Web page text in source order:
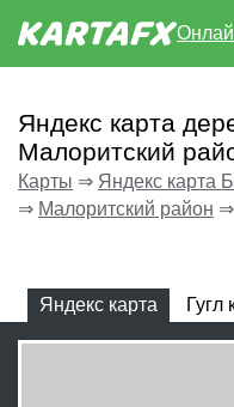
Яндекс карта
Малоритский
Карты ⇒ Яндекс карта
⇒ Малоритский район ⇒
Яндекс карта Гугл